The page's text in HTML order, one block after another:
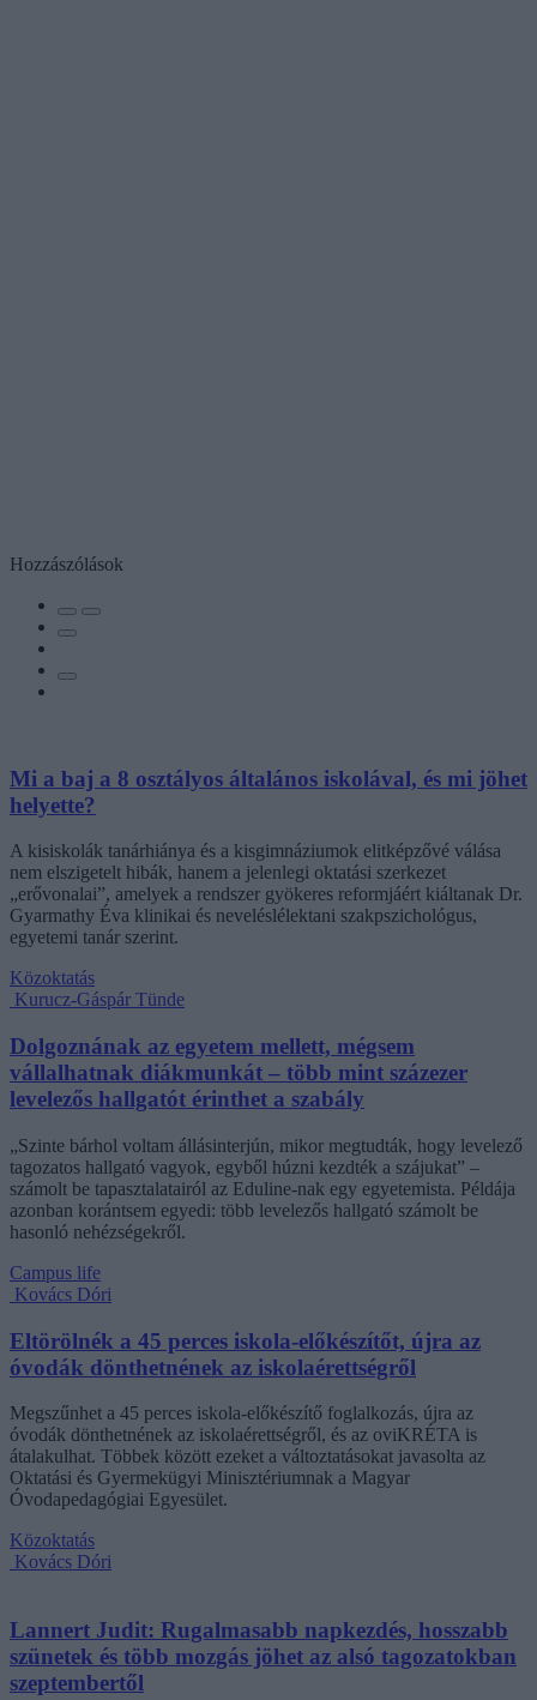
Hozzászólások
Mi a baj a 8 osztályos általános iskolával, és mi jöhet
helyette?
A kisiskolák tanárhiánya és a kisgimnáziumok elitképzővé válása
nem elszigetelt hibák, hanem a jelenlegi oktatási szerkezet
„erővonalai”, amelyek a rendszer gyökeres reformjáért kiáltanak Dr.
Gyarmathy Éva klinikai és neveléslélektani szakpszichológus,
egyetemi tanár szerint.
Közoktatás
Kurucz-Gáspár Tünde
Dolgoznának az egyetem mellett, mégsem
vállalhatnak diákmunkát – több mint százezer
levelezős hallgatót érinthet a szabály
„Szinte bárhol voltam állásinterjún, mikor megtudták, hogy levelező
tagozatos hallgató vagyok, egyből húzni kezdték a szájukat” –
számolt be tapasztalatairól az Eduline-nak egy egyetemista. Példája
azonban korántsem egyedi: több levelezős hallgató számolt be
hasonló nehézségekről.
Campus life
Kovács Dóri
Eltörölnék a 45 perces iskola-előkészítőt, újra az
óvodák dönthetnének az iskolaérettségről
Megszűnhet a 45 perces iskola-előkészítő foglalkozás, újra az
óvodák dönthetnének az iskolaérettségről, és az oviKRÉTA is
átalakulhat. Többek között ezeket a változtatásokat javasolta az
Oktatási és Gyermekügyi Minisztériumnak a Magyar
Óvodapedagógiai Egyesület.
Közoktatás
Kovács Dóri
Lannert Judit: Rugalmasabb napkezdés, hosszabb
szünetek és több mozgás jöhet az alsó tagozatokban
szeptembertől